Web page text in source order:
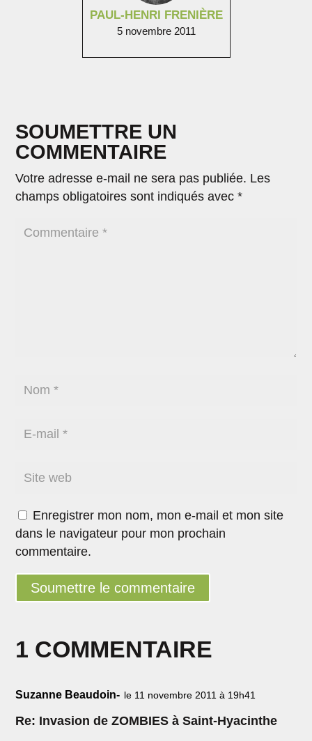
PAUL-HENRI FRENIÈRE
5 novembre 2011
1 COMMENTAIRE
Suzanne Beaudoin- le 11 novembre 2011 à 19h41
Re: Invasion de ZOMBIES à Saint-Hyacinthe
SOUMETTRE UN
COMMENTAIRE
Votre adresse e-mail ne sera pas publiée. Les
champs obligatoires sont indiqués avec*
Enregistrer mon nom, mon e-mail et mon site
dans le navigateur pour mon prochain
commentaire.
Soumettre le commentaire